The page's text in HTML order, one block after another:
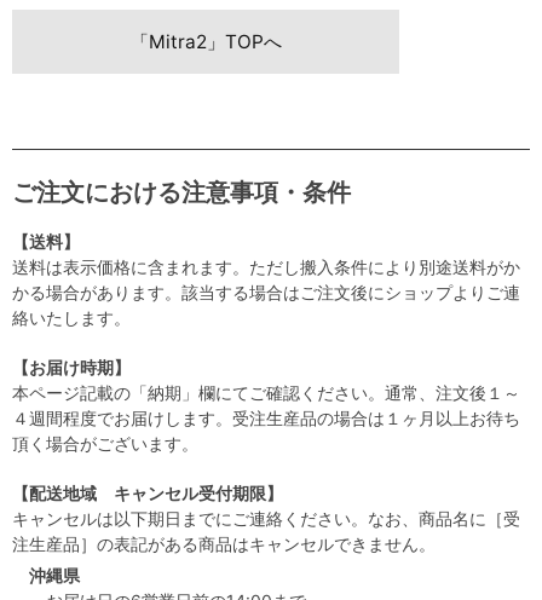
「Mitra2」TOPへ
ご注文における注意事項・条件
【送料】
送料は表示価格に含まれます。ただし搬入条件により別途送料がか
かる場合があります。該当する場合はご注文後にショップよりご連
絡いたします。
【お届け時期】
本ページ記載の「納期」欄にてご確認ください。通常、注文後１～
４週間程度でお届けします。受注生産品の場合は１ヶ月以上お待ち
頂く場合がございます。
【配送地域 キャンセル受付期限】
キャンセルは以下期日までにご連絡ください。なお、商品名に［受
注生産品］の表記がある商品はキャンセルできません。
沖縄県